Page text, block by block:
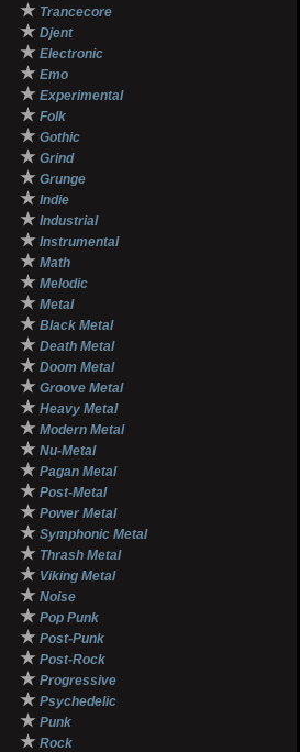
★ Trancecore
★ Djent
★ Electronic
★ Emo
★ Experimental
★ Folk
★ Gothic
★ Grind
★ Grunge
★ Indie
★ Industrial
★ Instrumental
★ Math
★ Melodic
★ Metal
★ Black Metal
★ Death Metal
★ Doom Metal
★ Groove Metal
★ Heavy Metal
★ Modern Metal
★ Nu-Metal
★ Pagan Metal
★ Post-Metal
★ Power Metal
★ Symphonic Metal
★ Thrash Metal
★ Viking Metal
★ Noise
★ Pop Punk
★ Post-Punk
★ Post-Rock
★ Progressive
★ Psychedelic
★ Punk
★ Rock